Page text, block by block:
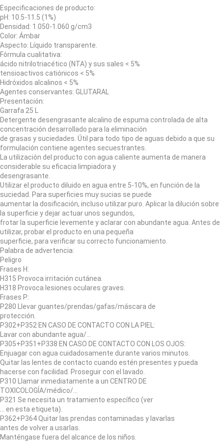
Especificaciones de producto:
pH: 10.5-11.5 (1%)
Densidad: 1.050-1.060 g/cm3
Color: Ámbar
Aspecto: Líquido transparente.
Fórmula cualitativa:
ácido nitrilotriacético (NTA) y sus sales < 5%
tensioactivos catiónicos < 5%
Hidróxidos alcalinos < 5%
Agentes conservantes: GLUTARAL
Presentación:
Garrafa 25 L
Detergente desengrasante alcalino de espuma controlada de alta
concentración desarrollado para la eliminación
de grasas y suciedades. Útil para todo tipo de aguas debido a que su
formulación contiene agentes secuestrantes.
La utilización del producto con agua caliente aumenta de manera
considerable su eficacia limpiadora y
desengrasante.
Utilizar el producto diluido en agua entre 5-10%, en función de la
suciedad. Para superficies muy sucias se puede
aumentar la dosificación, incluso utilizar puro. Aplicar la dilución sobre
la superficie y dejar actuar unos segundos,
frotar la superficie levemente y aclarar con abundante agua. Antes de
utilizar, probar el producto en una pequeña
superficie, para verificar su correcto funcionamiento.
Palabra de advertencia:
Peligro
Frases H:
H315 Provoca irritación cutánea.
H318 Provoca lesiones oculares graves.
Frases P:
P280 Llevar guantes/prendas/gafas/máscara de
protección.
P302+P352 EN CASO DE CONTACTO CON LA PIEL:
Lavar con abundante agua/…
P305+P351+P338 EN CASO DE CONTACTO CON LOS OJOS:
Enjuagar con agua cuidadosamente durante varios minutos.
Quitar las lentes de contacto cuando estén presentes y pueda
hacerse con facilidad. Proseguir con el lavado.
P310 Llamar inmediatamente a un CENTRO DE
TOXICOLOGĺA/médico/…
P321 Se necesita un tratamiento específico (ver
… en esta etiqueta).
P362+P364 Quitar las prendas contaminadas y lavarlas
antes de volver a usarlas.
Manténgase fuera del alcance de los niños.